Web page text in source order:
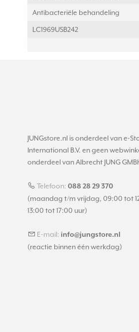
Antibacteriële behandeling
LC1969USB242
JUNGstore.nl is onderdeel van e-
International B.V. en geen
onderdeel van Albrecht JUNG
Telefoon: 088 28 29 370
(maandag t/m vrijdag, 09:00 tot
13:00 tot 17:00 uur)
E-mail: info@jungstore.nl
(reactie binnen één werkdag)